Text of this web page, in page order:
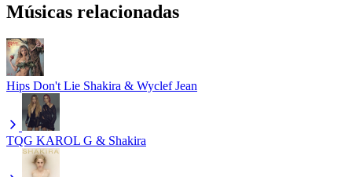
Músicas relacionadas
Hips Don't Lie Shakira & Wyclef Jean
TQG KAROL G & Shakira